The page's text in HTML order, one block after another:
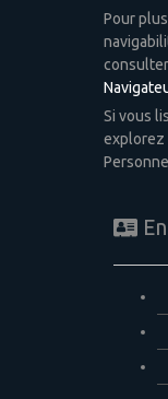
Pour
Si vous
explorez